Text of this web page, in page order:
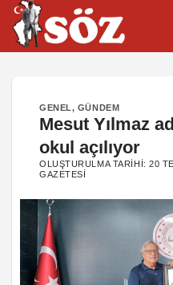
İçeriğe
atla
GENEL, GÜNDEM
Mesut Yılmaz
okul açılıyor
OLUŞTURULMA TARIHI:20
GAZETESI